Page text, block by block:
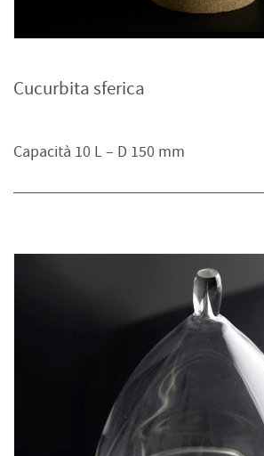
Cucurbita sferica
Capacità 10 L – D 150 mm